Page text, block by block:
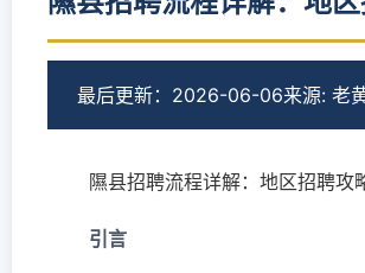
最后更新：2026-06-06来源: 老
隰县招聘流程详解：地区招聘攻
引言